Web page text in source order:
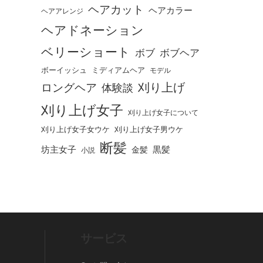
ヘアアレンジ ヘアカット ヘアカラー
ヘアドネーション
ベリーショート
ボブ ボブヘア
ボーイッシュ ミディアムヘア モデル
ロングヘア 体験談 刈り上げ
刈り上げ女子 刈り上げ女子について
刈り上げ女子女ウケ 刈り上げ女子男ウケ
坊主女子 小説 断髪 金髪 黒髪